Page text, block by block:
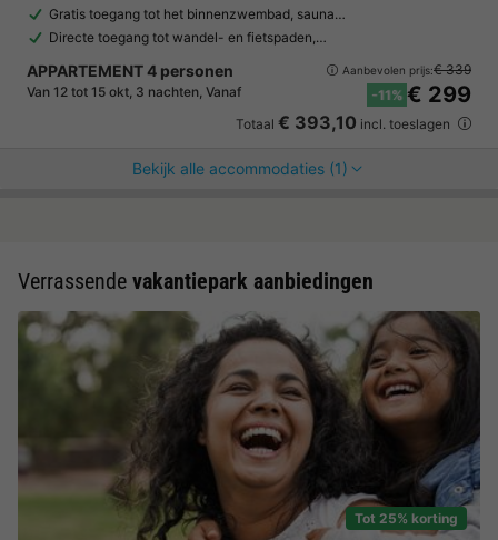
Gratis toegang tot het binnenzwembad, sauna…
Directe toegang tot wandel- en fietspaden,…
APPARTEMENT 4 personen
Van 12 tot 15 okt, 3 nachten, Vanaf
Aanbevolen prijs:€ 339
-11% € 299
Totaal € 393,10 incl. toeslagen
Bekijk alle accommodaties (1)
Verrassende vakantiepark aanbiedingen
Tot 25% korting